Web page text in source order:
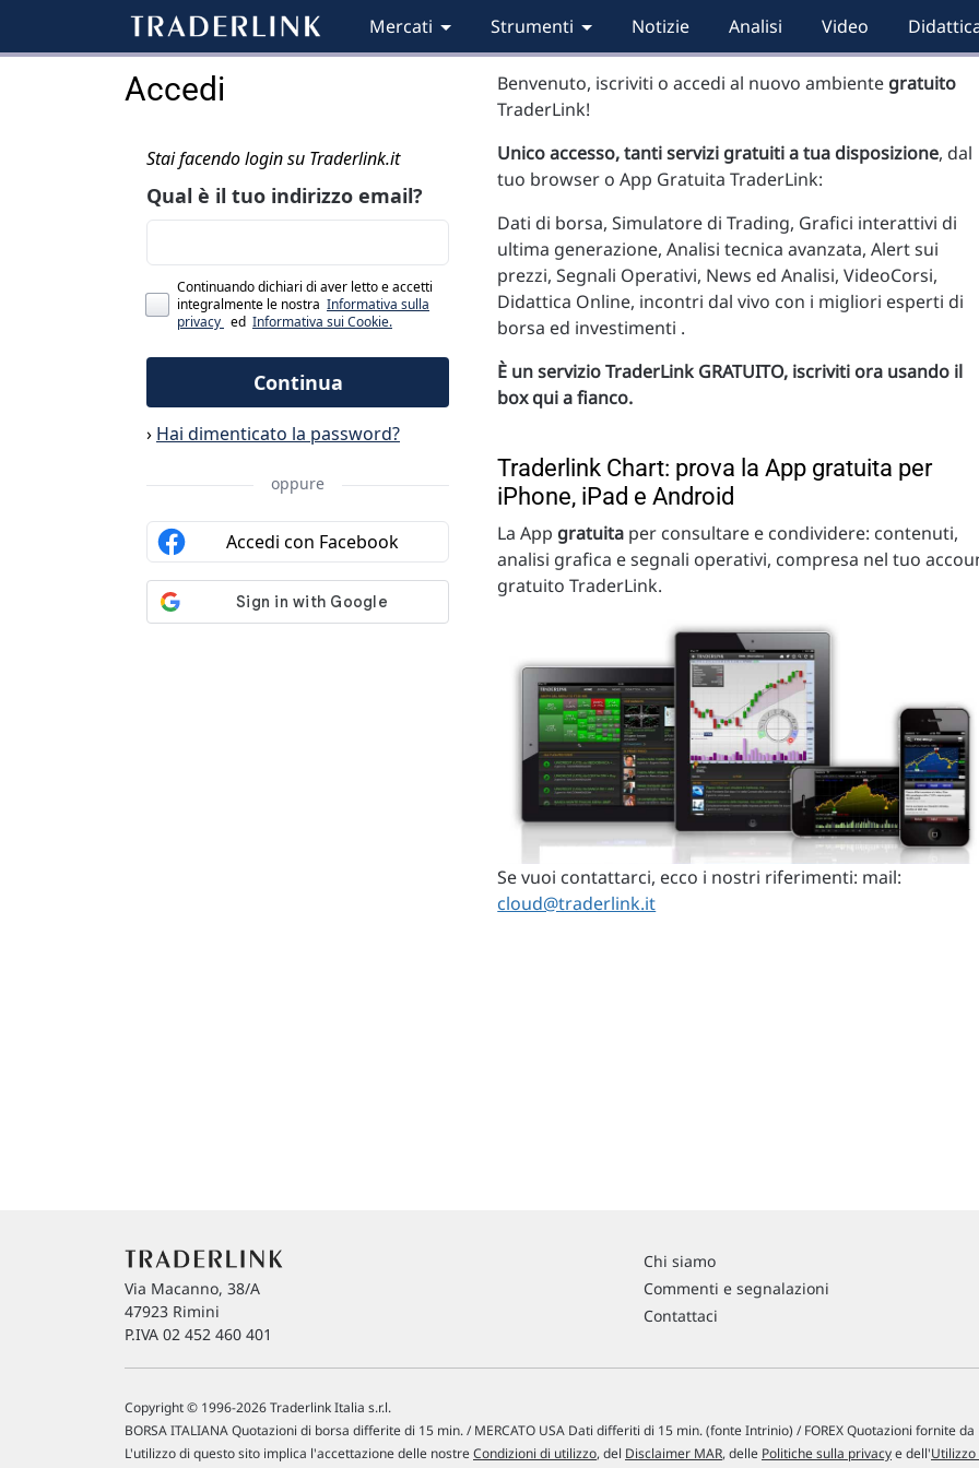
Mercati Strumenti Notizie Analisi Video
Accedi Benvenuto, iscriviti o accedi al nuovo ambiente gratuito
TraderLink!
Unico accesso, tanti servizi gratuiti a tua disposizione, dal
tuo browser o App Gratuita TraderLink:
Dati di borsa, Simulatore di Trading, Grafici interattivi di
ultima generazione, Analisi tecnica avanzata, Alert sui
prezzi, Segnali Operativi, News ed Analisi, VideoCorsi,
Didattica Online, incontri dal vivo con i migliori esperti di
borsa ed investimenti .
È un servizio TraderLink GRATUITO, iscriviti ora usando il
box qui a fianco.
Traderlink Chart: prova la App gratuita per
iPhone, iPad e Android
La App gratuita per consultare e condividere: contenuti,
analisi grafica e segnali operativi, compresa nel tuo
gratuito TraderLink.
Se vuoi contattarci, ecco i nostri riferimenti: mail:
cloud@traderlink.it
Via Macanno, 38/A
47923 Rimini
P.IVA 02 452 460 401
Chi siamo
Commenti e segnalazioni
Contattaci
Copyright © 1996-2026 Traderlink Italia s.r.l.
BORSA ITALIANA Quotazioni di borsa differite di 15 min. / MERCATO USA Dati differiti di 15 min. (fonte Intrinio) / FOREX Quotazioni fornite da
L'utilizzo di questo sito implica l'accettazione delle nostreCondizioni di utilizzo, del Disclaimer MAR, delle Politiche sulla privacye dell'